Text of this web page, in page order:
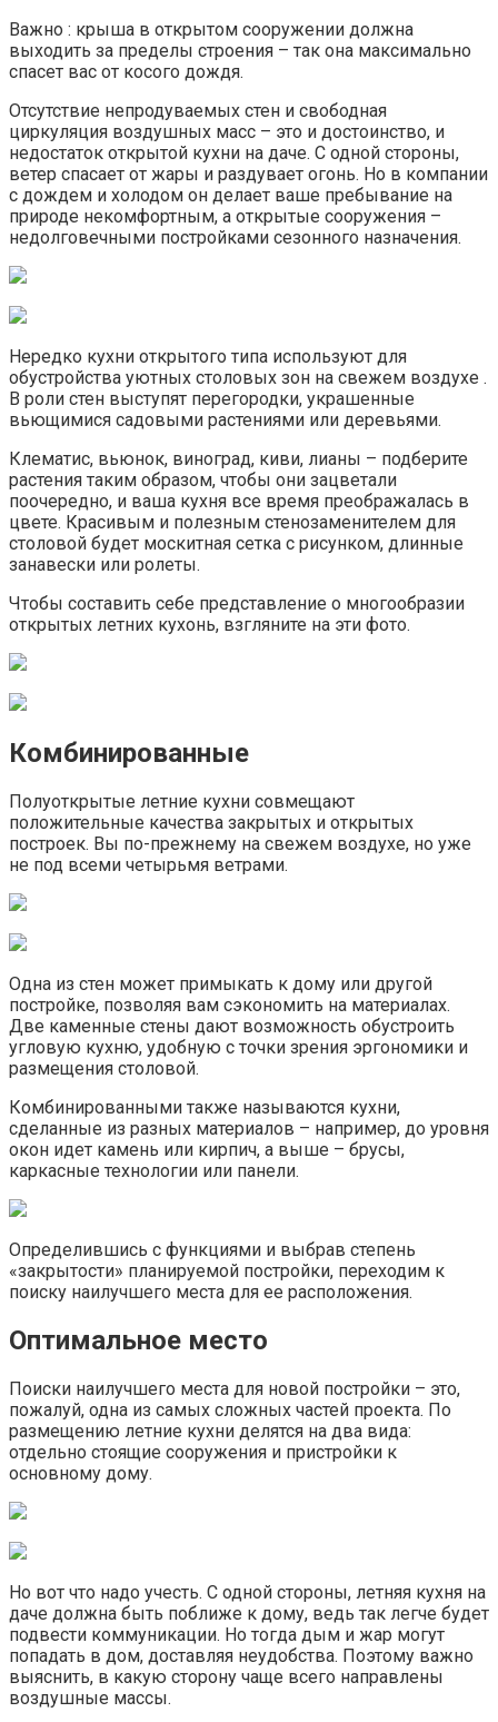
Важно : крыша в открытом сооружении должна
выходить за пределы строения – так она максимально
спасет вас от косого дождя.
Отсутствие непродуваемых стен и свободная
циркуляция воздушных масс – это и достоинство, и
недостаток открытой кухни на даче. С одной стороны,
ветер спасает от жары и раздувает огонь. Но в компании
с дождем и холодом он делает ваше пребывание на
природе некомфортным, а открытые сооружения –
недолговечными постройками сезонного назначения.
Нередко кухни открытого типа используют для
обустройства уютных столовых зон на свежем воздухе .
В роли стен выступят перегородки, украшенные
вьющимися садовыми растениями или деревьями.
Клематис, вьюнок, виноград, киви, лианы – подберите
растения таким образом, чтобы они зацветали
поочередно, и ваша кухня все время преображалась в
цвете. Красивым и полезным стенозаменителем для
столовой будет москитная сетка с рисунком, длинные
занавески или ролеты.
Чтобы составить себе представление о многообразии
открытых летних кухонь, взгляните на эти фото.
Комбинированные
Полуоткрытые летние кухни совмещают
положительные качества закрытых и открытых
построек. Вы по-прежнему на свежем воздухе, но уже
не под всеми четырьмя ветрами.
Одна из стен может примыкать к дому или другой
постройке, позволяя вам сэкономить на материалах.
Две каменные стены дают возможность обустроить
угловую кухню, удобную с точки зрения эргономики и
размещения столовой.
Комбинированными также называются кухни,
сделанные из разных материалов – например, до уровня
окон идет камень или кирпич, а выше – брусы,
каркасные технологии или панели.
Определившись с функциями и выбрав степень
«закрытости» планируемой постройки, переходим к
поиску наилучшего места для ее расположения.
Оптимальное место
Поиски наилучшего места для новой постройки – это,
пожалуй, одна из самых сложных частей проекта. По
размещению летние кухни делятся на два вида:
отдельно стоящие сооружения и пристройки к
основному дому.
Но вот что надо учесть. С одной стороны, летняя кухня на
даче должна быть поближе к дому, ведь так легче будет
подвести коммуникации. Но тогда дым и жар могут
попадать в дом, доставляя неудобства. Поэтому важно
выяснить, в какую сторону чаще всего направлены
воздушные массы.